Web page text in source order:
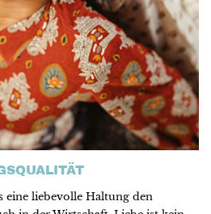
eine liebevolle Haltung den